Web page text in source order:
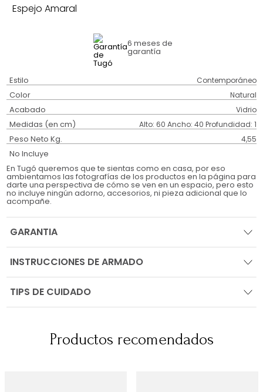
Espejo Amaral
6 meses de
garantía
Estilo Contemporáneo
Color Natural
Acabado Vidrio
Medidas (en cm) Alto: 60 Ancho: 40 Profundidad: 1
Peso Neto Kg. 4,55
No Incluye
En Tugó queremos que te sientas como en casa, por eso
ambientamos las fotografías de los productos en la página para
darte una perspectiva de cómo se ven en un espacio, pero esto
no incluye ningún adorno, accesorios, ni pieza adicional que lo
acompañe.
GARANTIA
INSTRUCCIONES DE ARMADO
TIPS DE CUIDADO
Productos recomendados